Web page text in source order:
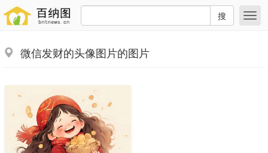
搜
微信发财的头像图片的图片